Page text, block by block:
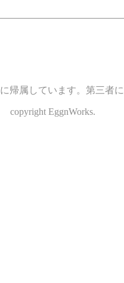
帰属しています。第三者
copyright EggnWorks.